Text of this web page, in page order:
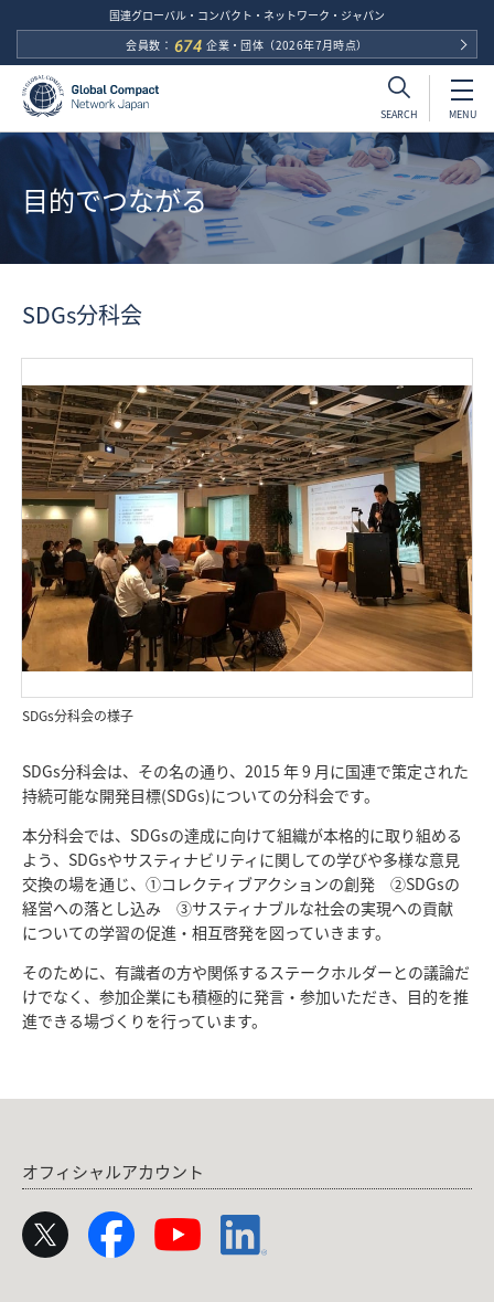
SEARCH MENU
国連グローバル・コンパクト・ネットワーク・ジャパン
会員数： 674 企業・団体 （2026年7月時点）
目的でつながる
SDGs分科会
SDGs分科会の様子
SDGs分科会は、その名の通り、2015 年 9 月に国連で策定された
持続可能な開発目標(SDGs)についての分科会です。​
本分科会では、SDGsの達成に向けて組織が本格的に取り組める
よう、SDGsやサスティナビリティに関しての学びや多様な意見
交換の場を通じ、①コレクティブアクションの創発 ②SDGsの
経営への落とし込み ③サスティナブルな社会の実現への貢献
についての学習の促進・相互啓発を図っていきます。​
そのために、有識者の方や関係するステークホルダーとの議論だ
けでなく、参加企業にも積極的に発言・参加いただき、目的を推
進できる場づくりを行っています。
オフィシャルアカウント